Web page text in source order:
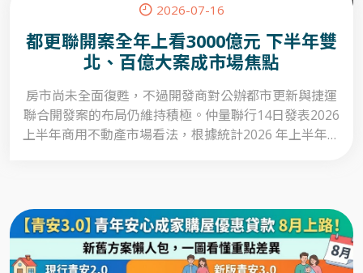
2026-07-16
都更聯開案全年上看3000億元 下半年雙
北、百億大案成市場焦點
房市尚未全面復甦，不過開發商對公辦都市更新與捷運
聯合開發案的布局仍維持積極。仲量聯行14日發表2026
上半年商用不動產市場看法，根據統計2026 年上半年全